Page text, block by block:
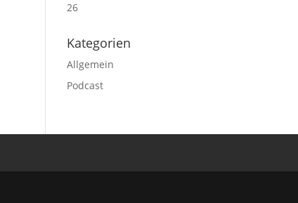
26
Kategorien
Allgemein
Podcast